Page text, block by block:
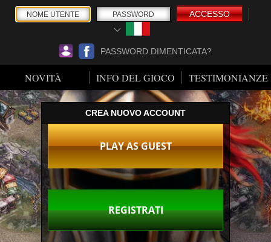
NOVITÀ INFO DEL GIOCO TESTIMONIANZE
ACCESSO
PASSWORD DIMENTICATA?
CREA NUOVO ACCOUNT
PLAY AS GUEST
REGISTRATI